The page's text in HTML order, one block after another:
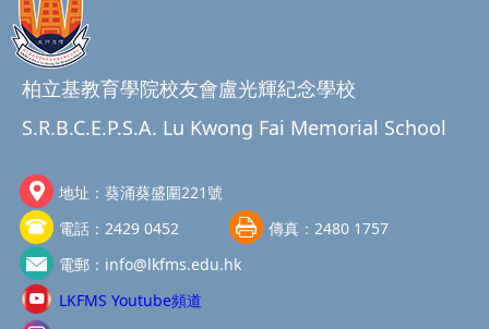
柏立基教育學院校友會盧光輝紀念學校
S.R.B.C.E.P.S.A. Lu Kwong Fai Memorial School
地址： 葵涌葵盛圍221號
電話： 2429 0452 傳真： 2480 1757
電郵： info@lkfms.edu.hk
LKFMS Youtube頻道